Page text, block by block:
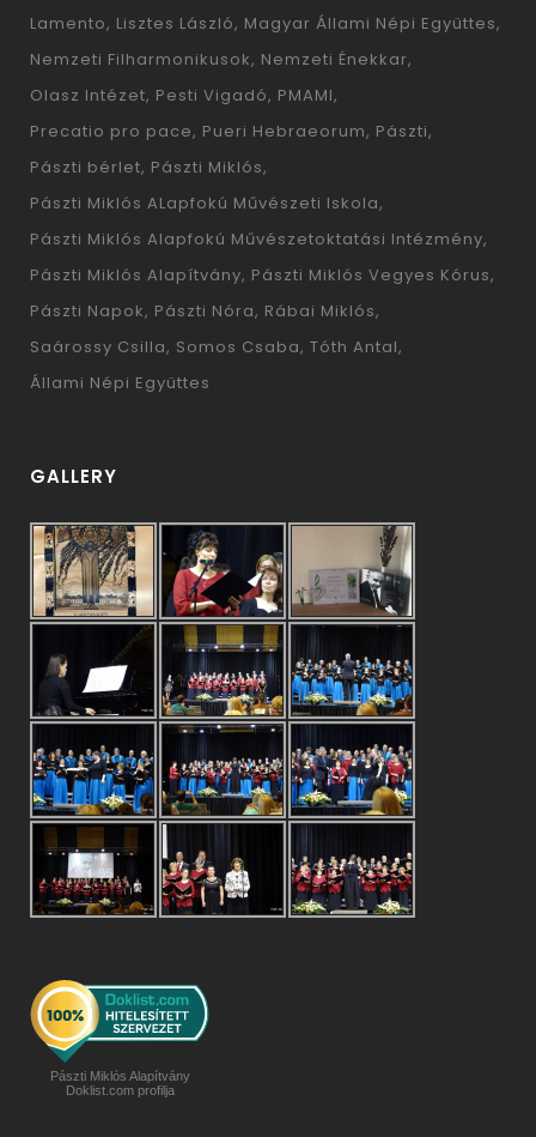
Lamento Lisztes László Magyar Állami Népi Együttes
Nemzeti Filharmonikusok Nemzeti Énekkar
Olasz Intézet Pesti Vigadó PMAMI
Precatio pro pace Pueri Hebraeorum Pászti
Pászti bérlet Pászti Miklós
Pászti Miklós ALapfokú Művészeti Iskola
Pászti Miklós Alapfokú Művészetoktatási Intézmény
Pászti Miklós Alapítvány Pászti Miklós Vegyes Kórus
Pászti Napok Pászti Nóra Rábai Miklós
Saárossy Csilla Somos Csaba Tóth Antal
Állami Népi Együttes
GALLERY
Pászti Miklós Alapítvány
Doklist.com profilja